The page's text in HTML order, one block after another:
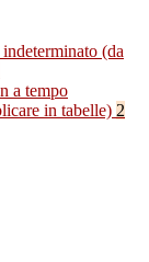
(da
a tempo
in tabelle) 2